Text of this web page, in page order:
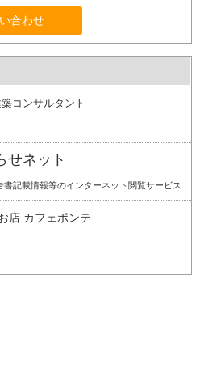
合わせ
コンサルタント
せネット
記載情報等のインターネット閲覧サービス
店 カフェポンテ